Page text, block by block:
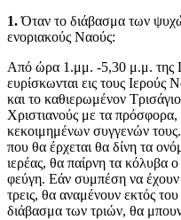
1.Όταν το διάβασμα των
ενοριακούς Ναούς:
Από ώρα 1.μμ. -5,30 μ.μ. της
ευρίσκωνται εις τους
και το καθιερωμένον
Χριστιανούς με τα
κεκοιμημένων συγγενών
που θα έρχεται θα δίνη τα
ιερέας, θα παίρνη τα κόλυβα ο
φεύγη. Εάν συμπέση να
τρεις, θα αναμένουν εκτός
διάβασμα των τριών, θα